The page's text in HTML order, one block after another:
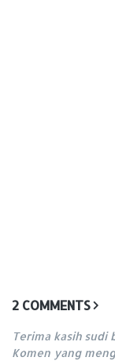
2 COMMENTS
Terima kasih sudi
Komen yang